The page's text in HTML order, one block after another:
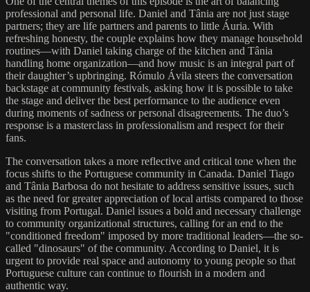
professional and personal life. Daniel and Tânia are not just stage
partners; they are life partners and parents to little Áuria. With
refreshing honesty, the couple explains how they manage household
routines—with Daniel taking charge of the kitchen and Tânia
handling home organization—and how music is an integral part of
their daughter’s upbringing. Rómulo Ávila steers the conversation
backstage at community festivals, asking how it is possible to take
the stage and deliver the best performance to the audience even
during moments of sadness or personal disagreements. The duo’s
response is a masterclass in professionalism and respect for their
fans.
The conversation takes a more reflective and critical tone when the
focus shifts to the Portuguese community in Canada. Daniel Tiago
and Tânia Barbosa do not hesitate to address sensitive issues, such
as the need for greater appreciation of local artists compared to those
visiting from Portugal. Daniel issues a bold and necessary challenge
to community organizational structures, calling for an end to the
"conditioned freedom" imposed by more traditional leaders—the so-
called "dinosaurs" of the community. According to Daniel, it is
urgent to provide real space and autonomy to young people so that
Portuguese culture can continue to flourish in a modern and
authentic way.